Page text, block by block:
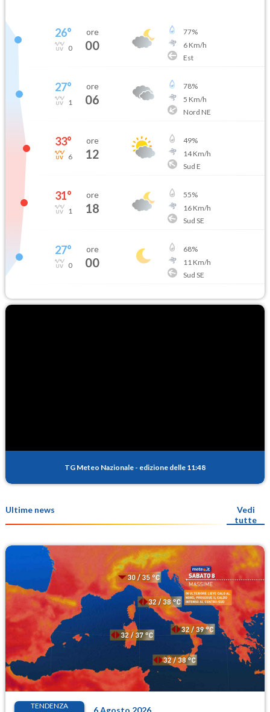
26°
0
ore
00
77%
6Km/h
Est
27°
1
ore
06
78%
5 Km/h
Nord NE
33°
6
ore
12
49%
14Km/h
Sud E
31°
1
ore
18
55%
16Km/h
Sud SE
27°
0
ore
00
68%
11 Km/h
Sud SE
TG Meteo Nazionale - edizione delle 11:48
Ultime news
Vedi
tutte
TENDENZA 6 Agosto 2026